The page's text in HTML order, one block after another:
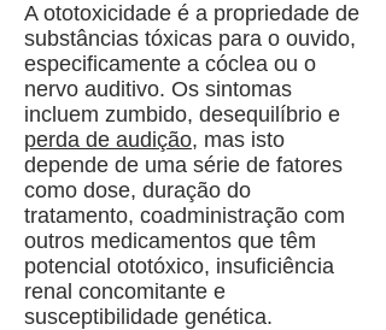
A ototoxicidade é a propriedade de
substâncias tóxicas para o ouvido,
especificamente a cóclea ou o
nervo auditivo. Os sintomas
incluem zumbido, desequilíbrio e
perda de audição, mas isto
depende de uma série de fatores
como dose, duração do
tratamento, coadministração com
outros medicamentos que têm
potencial ototóxico, insuficiência
renal concomitante e
susceptibilidade genética.